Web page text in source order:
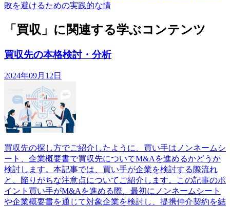
敗を避けるための実践的な情
「買収」に関連する学ぶコンテンツ
買収先の本格検討・分析
2024年09月12日
買収先の探し方でご紹介したように、買い手はノンネームシ
ート、企業概要書で買収先についてM&Aを進めるかどうか
検討します。本記事では、買い手が企業を検討する際流れ
と、陥りがちな注意点についてご紹介します。この記事のポ
イント買い手がM&Aを進める際、最初にノンネームシート
や企業概要書を通じて対象企業を検討し、提携仲介契約を結